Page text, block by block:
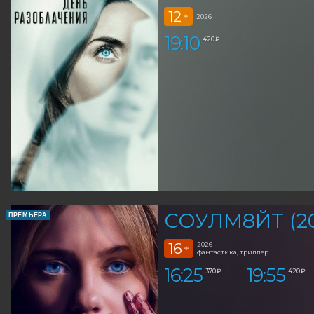
12 + 2026
19:10 420 ₽
ПРЕМЬЕРА СОУЛМ8ЙТ
16 +
2026
фантастика, триллер
16:25 370 ₽ 19:55 420 ₽